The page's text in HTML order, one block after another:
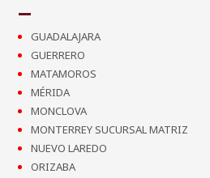
GUADALAJARA
GUERRERO
MATAMOROS
MÉRIDA
MONCLOVA
MONTERREY SUCURSAL MATRIZ
NUEVO LAREDO
ORIZABA